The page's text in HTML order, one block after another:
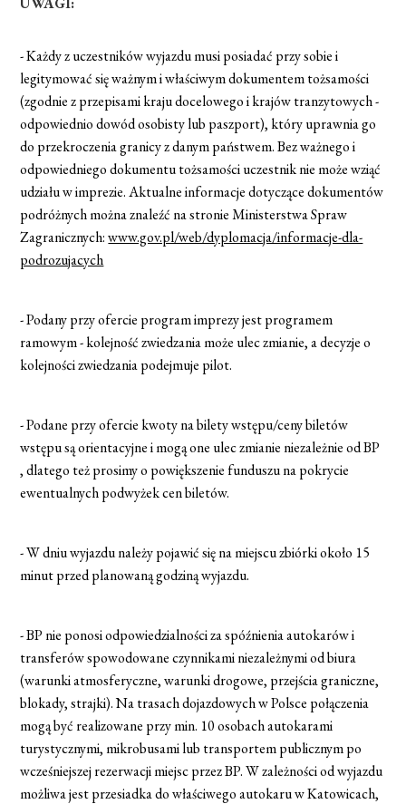
- Każdy z uczestników wyjazdu musi posiadać przy sobie i
legitymować się ważnym i właściwym dokumentem tożsamości
(zgodnie z przepisami kraju docelowego i krajów tranzytowych -
odpowiednio dowód osobisty lub paszport), który uprawnia go
do przekroczenia granicy z danym państwem. Bez ważnego i
odpowiedniego dokumentu tożsamości uczestnik nie może wziąć
udziału w imprezie. Aktualne informacje dotyczące dokumentów
podróżnych można znaleźć na stronie Ministerstwa Spraw
Zagranicznych:www.gov.pl/web/dyplomacja/informacje-dla-
podrozujacych
- Podany przy ofercie program imprezy jest programem
ramowym - kolejność zwiedzania może ulec zmianie, a decyzje o
kolejności zwiedzania podejmuje pilot.
- Podane przy ofercie kwoty na bilety wstępu/ceny biletów
wstępu są orientacyjne i mogą one ulec zmianie niezależnie od BP
, dlatego też prosimy o powiększenie funduszu na pokrycie
ewentualnych podwyżek cen biletów.
- W dniu wyjazdu należy pojawić się na miejscu zbiórki około 15
minut przed planowaną godziną wyjazdu.
- BP nie ponosi odpowiedzialności za spóźnienia autokarów i
transferów spowodowane czynnikami niezależnymi od biura
(warunki atmosferyczne, warunki drogowe, przejścia graniczne,
blokady, strajki). Na trasach dojazdowych w Polsce połączenia
mogą być realizowane przy min. 10 osobach autokarami
turystycznymi, mikrobusami lub transportem publicznym po
wcześniejszej rezerwacji miejsc przez BP. W zależności od wyjazdu
możliwa jest przesiadka do właściwego autokaru w Katowicach,